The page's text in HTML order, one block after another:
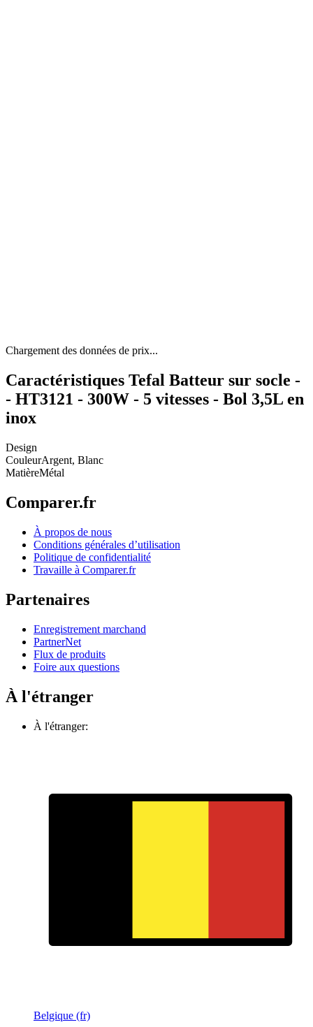
Chargement des données de prix...
Caractéristiques Tefal Batteur sur socle -
- HT3121 - 300W - 5 vitesses - Bol 3,5L en
inox
Design
CouleurArgent, Blanc
MatièreMétal
Comparer.fr
À propos de nous
Conditions générales d’utilisation
Politique de confidentialité
Travaille à Comparer.fr
Partenaires
Enregistrement marchand
PartnerNet
Flux de produits
Foire aux questions
À l'étranger
À l'étranger:
Belgique (fr)